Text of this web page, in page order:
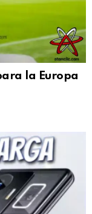
la Europa